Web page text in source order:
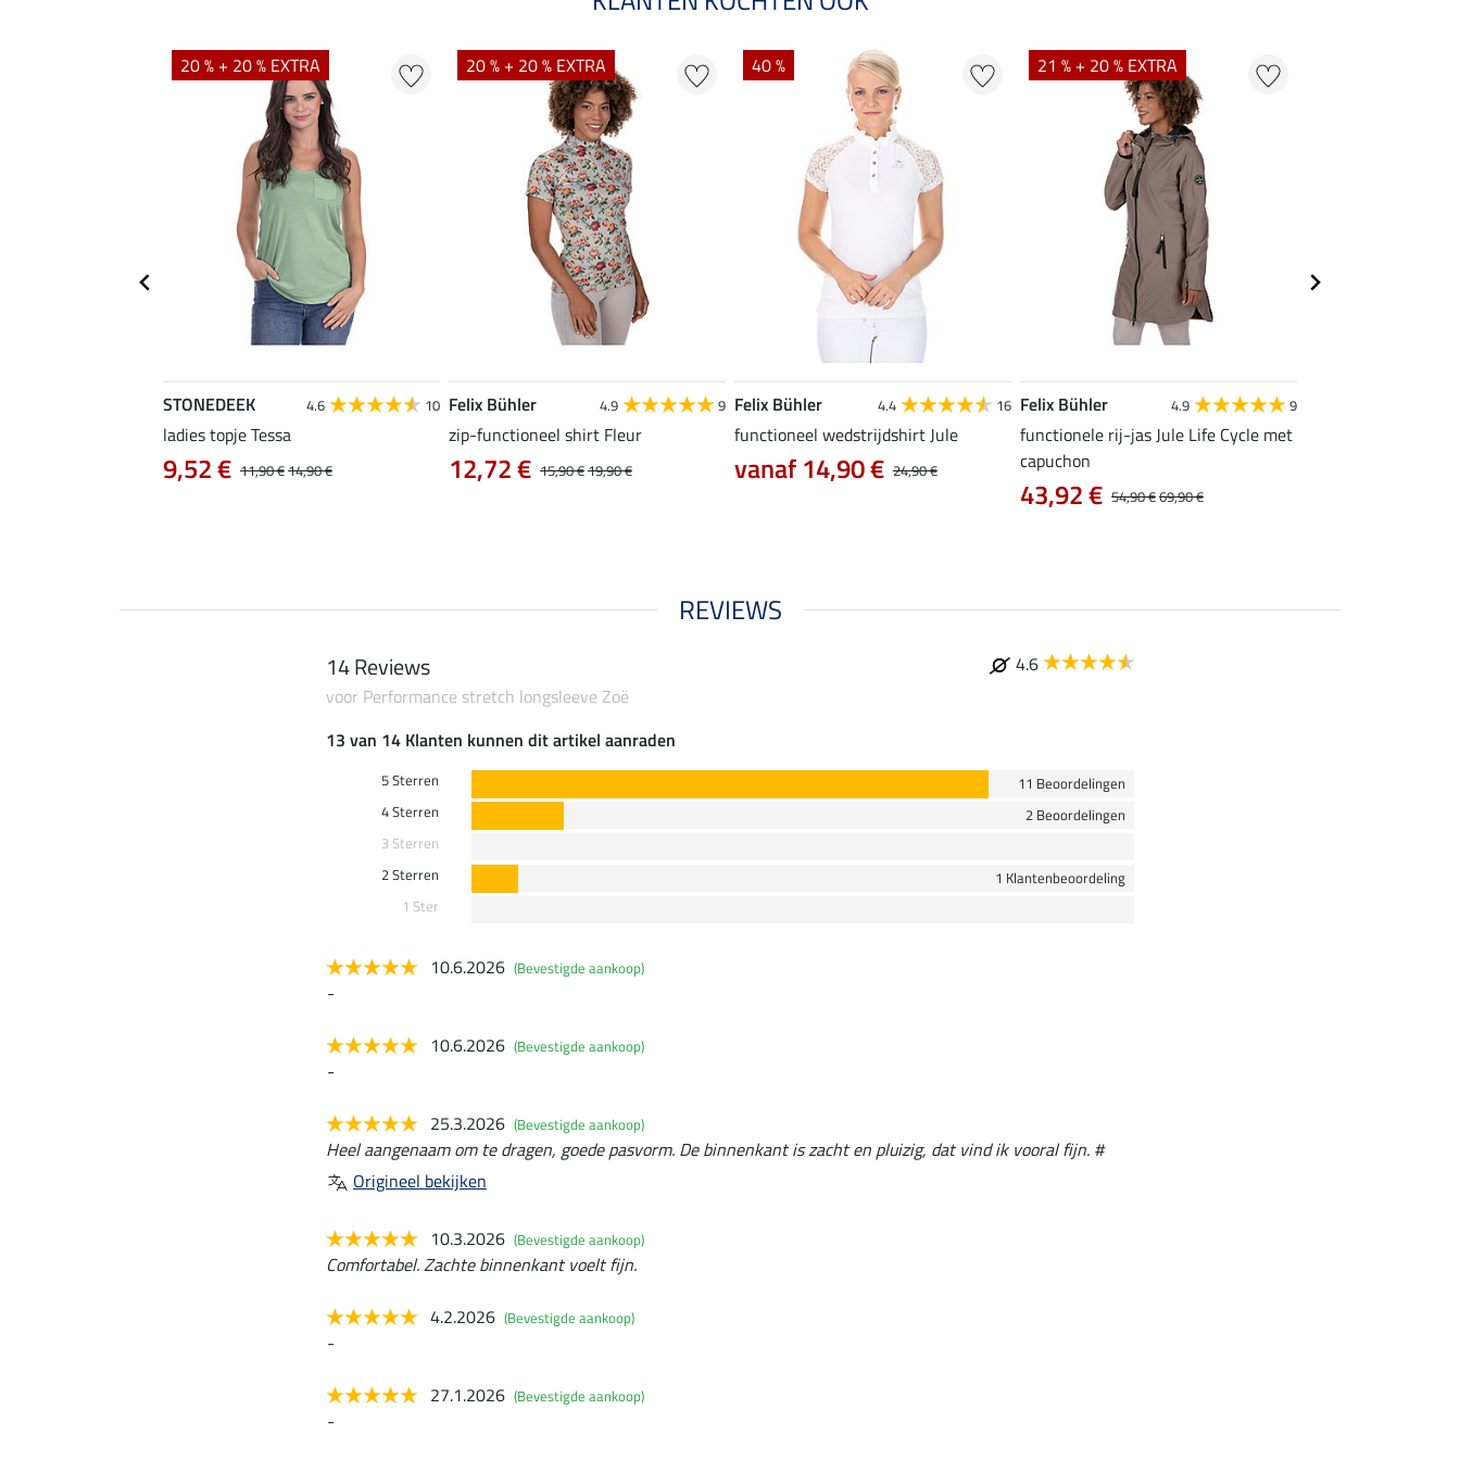
20 % + 20 % EXTRA
STONEDEEK 4.6 10
ladies topje Tessa
11,90 €14,90 €
9,52 €
20 % + 20 % EXTRA
Felix Bühler 4.9 9
zip-functioneel shirt Fleur
15,90 €19,90 €
12,72 €
40 %
Felix Bühler 4.4 16
functioneel wedstrijdshirt Jule
24,90 €
vanaf 14,90 €
21 % + 20 % EXTRA
Felix Bühler 4.9 9
functionele rij-jas Jule Life Cycle met
capuchon
54,90 €69,90 €
43,92 €
REVIEWS
14 Reviews
4.6
voor Performance stretch longsleeve Zoë
13 van 14 Klanten kunnen dit artikel aanraden
5 Sterren
11 Beoordelingen
4 Sterren
2 Beoordelingen
3 Sterren
2 Sterren
1 Klantenbeoordeling
1 Ster
10.6.2026 (Bevestigde aankoop)
-
10.6.2026 (Bevestigde aankoop)
-
25.3.2026 (Bevestigde aankoop)
Heel aangenaam om te dragen, goede pasvorm. De binnenkant is zacht en pluizig, dat vind ik vooral fijn. #
Origineel bekijken
10.3.2026 (Bevestigde aankoop)
Comfortabel. Zachte binnenkant voelt fijn.
4.2.2026 (Bevestigde aankoop)
-
27.1.2026 (Bevestigde aankoop)
-